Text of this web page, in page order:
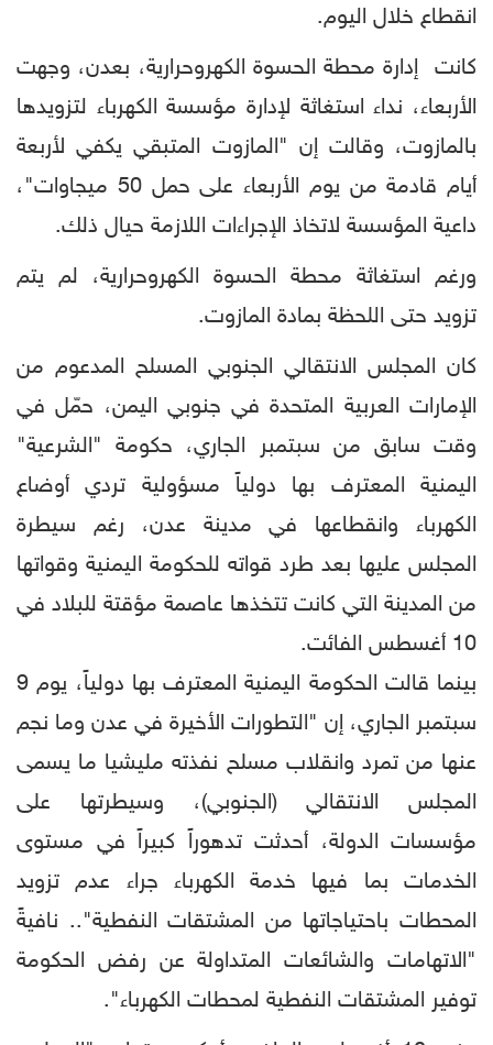
انقطاع خلال اليوم.
كانت إدارة محطة الحسوة الكهروحرارية، بعدن، وجهت
الأربعاء، نداء استغاثة لإدارة مؤسسة الكهرباء لتزويدها
بالمازوت، وقالت إن "المازوت المتبقي يكفي لأربعة
أيام قادمة من يوم الأربعاء على حمل 50 ميجاوات"،
داعية المؤسسة لاتخاذ الإجراءات اللازمة حيال ذلك.
ورغم استغاثة محطة الحسوة الكهروحرارية، لم يتم
تزويد حتى اللحظة بمادة المازوت.
كان المجلس الانتقالي الجنوبي المسلح المدعوم من
الإمارات العربية المتحدة في جنوبي اليمن، حمّل في
وقت سابق من سبتمبر الجاري، حكومة "الشرعية"
اليمنية المعترف بها دولياً مسؤولية تردي أوضاع
الكهرباء وانقطاعها في مدينة عدن، رغم سيطرة
المجلس عليها بعد طرد قواته للحكومة اليمنية وقواتها
من المدينة التي كانت تتخذها عاصمة مؤقتة للبلاد في
10 أغسطس الفائت.
بينما قالت الحكومة اليمنية المعترف بها دولياً، يوم 9
سبتمبر الجاري، إن "التطورات الأخيرة في عدن وما نجم
عنها من تمرد وانقلاب مسلح نفذته مليشيا ما يسمى
المجلس الانتقالي (الجنوبي)، وسيطرتها على
مؤسسات الدولة، أحدثت تدهوراً كبيراً في مستوى
الخدمات بما فيها خدمة الكهرباء جراء عدم تزويد
المحطات باحتياجاتها من المشتقات النفطية".. نافيةً
"الاتهامات والشائعات المتداولة عن رفض الحكومة
توفير المشتقات النفطية لمحطات الكهرباء".